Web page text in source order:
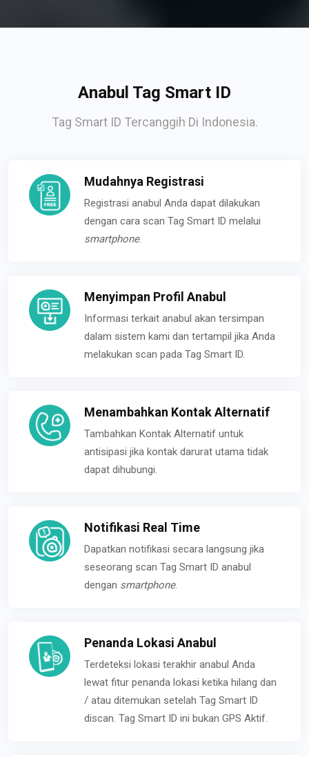
Anabul Tag Smart ID
Tag Smart ID Tercanggih Di Indonesia.
Mudahnya Registrasi
Registrasi anabul Anda dapat dilakukan
dengan cara scan Tag Smart ID melalui
smartphone.
Menyimpan Profil Anabul
Informasi terkait anabul akan tersimpan
dalam sistem kami dan tertampil jika Anda
melakukan scan pada Tag Smart ID.
Menambahkan Kontak Alternatif
Tambahkan Kontak Alternatif untuk
antisipasi jika kontak darurat utama tidak
dapat dihubungi.
Notifikasi Real Time
Dapatkan notifikasi secara langsung jika
seseorang scan Tag Smart ID anabul
dengan smartphone.
Penanda Lokasi Anabul
Terdeteksi lokasi terakhir anabul Anda
lewat fitur penanda lokasi ketika hilang dan
/ atau ditemukan setelah Tag Smart ID
discan. Tag Smart ID ini bukan GPS Aktif.